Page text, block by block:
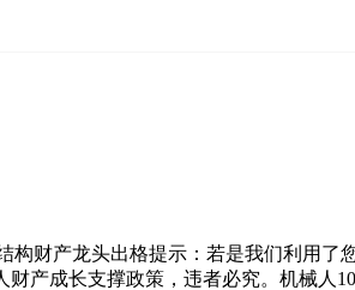
财产龙头出格提示：若是我们利用了
产成长支撑政策，违者必究。机械人